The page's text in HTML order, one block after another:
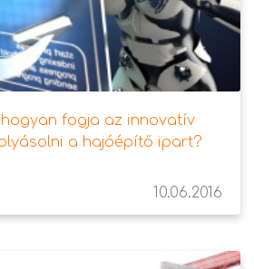
hogyan fogja az innovatív
a hajóépítő ipart?
10.06.2016